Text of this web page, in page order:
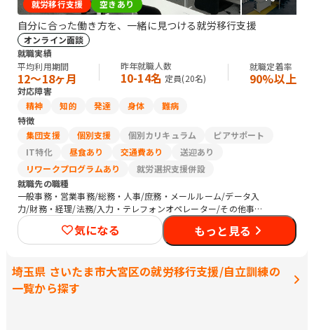
就労移行支援 空きあり
自分に合った働き方を、一緒に見つける就労移行支援
オンライン面談
就職実績
平均利用期間
12〜18ヶ月
昨年就職人数
10-14名 定員(20名)
就職定着率
90%以上
対応障害
精神
知的 発達 身体
難病
特徴
集団支援
個別支援 個別カリキュラム
ピアサポート
IT特化
昼食あり 交通費あり
送迎あり
リワークプログラムあり
就労選択支援併設
就職先の職種
一般事務・営業事務/総務・人事/庶務・メールルーム/データ入
力/財務・経理/法務/入力・テレフォンオペレーター/その他事務/
梱包作業/検品/組立・組付け/その他軽作業/Web制作/清掃/農作
業
気になる もっと見る
埼玉県 さいたま市大宮区の就労移行支援/自立訓練の
一覧から探す